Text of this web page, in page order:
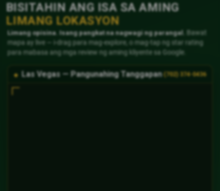
BISITAHIN ANG ISA SA AMING
LIMANG LOKASYON
Limang opisina. Isang pangkat na nagwagi ng parangal.
Bawat
mapa ay live — i-drag para mag-explore, o mag-tap ng star rating
para mabasa ang mga review ng aming kliyente sa Google.
Las Vegas — Pangunahing Tanggapan (702) 374-0436